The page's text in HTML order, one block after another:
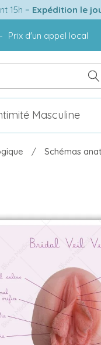
15h = Expédition le
- Prix d'un appel local
Masculine
Schémas